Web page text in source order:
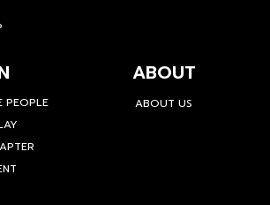
PEOPLE
ABOUT
ABOUT US